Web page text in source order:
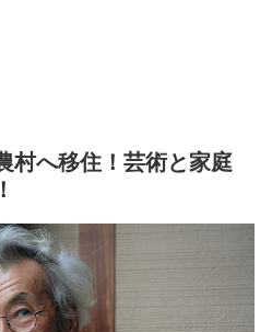
村へ移住！芸術と家庭